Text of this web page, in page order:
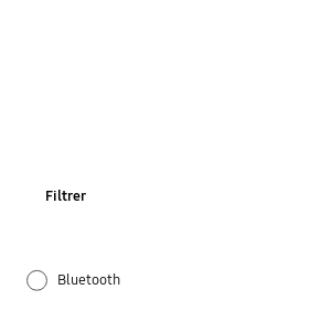
Filtrer
Bluetooth